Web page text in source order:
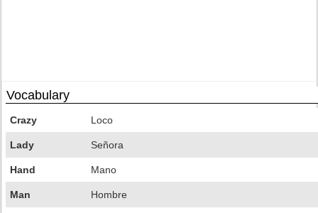
Vocabulary
Crazy Loco
Lady Señora
Hand Mano
Man Hombre